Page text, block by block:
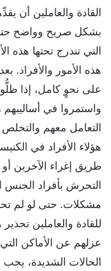
القادة والعاملين أن
بشكل صريح وواضح
التي تندرج تحتها هذه
هذه الأمور والأفراد.
على نحوٍ كامل، إذا
واستمروا في
التعامل معهم
هؤلاء الأفراد في
طريق إغراء الآخرين
التحرش بأفراد الجنس
مشكلات. حتى لو لم
للقادة والعاملين
عزلهم عن الأماكن
الحالات الشديدة، يجب